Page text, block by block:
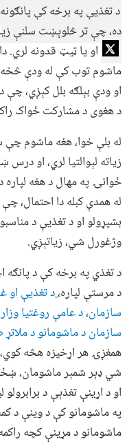
د تغذیې په برخه کې
ده، چې تر څلوېښت سلنې
او یا ټیټ قدونه
ماشوم توب کې له ودې څخه
او ودې بېلګه بلل کېږي،
د هغوی د مشارکت ځواک
له بلې خوا، هغه ماشوم
زیاته لېوالتیا لري، او
ځوانۍ په مهال د هغه لپاره
له همدې کبله دا احتمال،
بشپړولو او د تغذیې د
وژغورل شي، زیاتېږي.
د تغذي په برخه کې د
د مرستې لپاره،د تغذیې او
سازمان،د عامې روغتیا
سازمان د ماشومانو د
همغږۍ هر اړخیزه هڅه
شي ډېر شمېر ماشومان،
او د اړینې تغذېې د
په ماشومانو کې د وینې د
ماشومانو د مړینې کچه